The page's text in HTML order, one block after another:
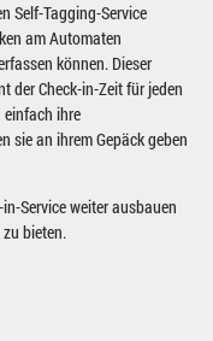
Self-Tagging-Service
am Automaten
können. Dieser
der Check-in-Zeit für jeden
einfach ihre
sie an ihrem Gepäck geben
Service weiter ausbauen
bieten.